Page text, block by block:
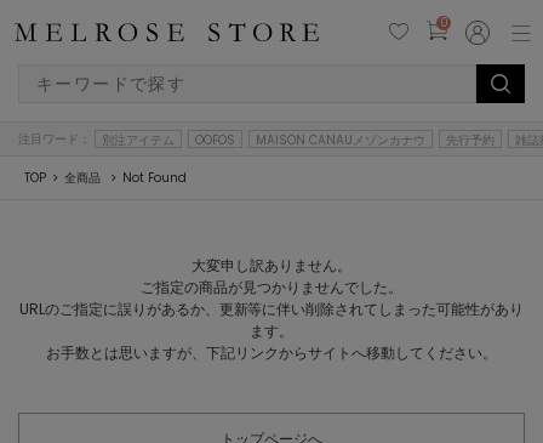
0
注目ワード： 別注アイテム OOFOS MAISON CANAUメゾンカナウ 先行予約 雑誌
TOP 全商品 Not Found
大変申し訳ありません。
ご指定の商品が見つかりませんでした。
URLのご指定に誤りがあるか、更新等に伴い削除されてしまった可能性があり
ます。
お手数とは思いますが、下記リンクからサイトへ移動してください。
トップページへ